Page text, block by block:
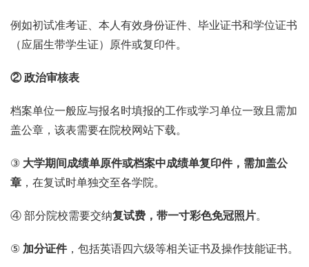
例如初试准考证、本人有效身份证件、毕业证书和学位证书
（应届生带学生证）原件或复印件。
② 政治审核表
档案单位一般应与报名时填报的工作或学习单位一致且需加
盖公章，该表需要在院校网站下载。
③ 大学期间成绩单原件或档案中成绩单复印件，需加盖公
章 ，在复试时单独交至各学院。
④ 部分院校需要交纳复试费，带一寸彩色免冠照片。
⑤ 加分证件，包括英语四六级等相关证书及操作技能证书。